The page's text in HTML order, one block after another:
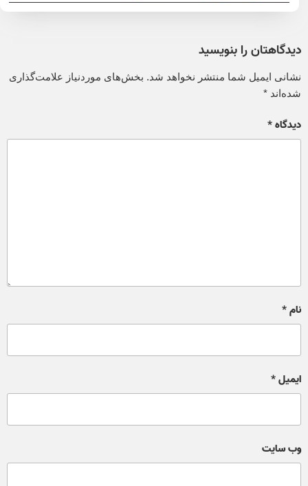
دیدگاهتان را بنویسید
نشانی ایمیل شما منتشر نخواهد شد. بخش‌های موردنیاز علامت‌گذاری
شده‌اند*
دیدگاه*
نام*
ایمیل*
وب‌ سایت